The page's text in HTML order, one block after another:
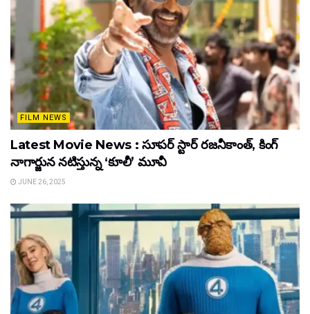
FILM NEWS
Latest Movie News : సూపర్ స్టార్ రజనీకాంత్, కింగ్
నాగార్జున నటిస్తున్న ‘కూలీ’ మూవీ
JUNE 26, 2025